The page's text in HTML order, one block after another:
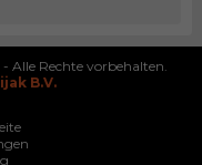
Alle Rechte vorbehalten.
B.V.